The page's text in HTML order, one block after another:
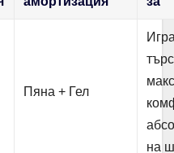
Пяна + Гел
на